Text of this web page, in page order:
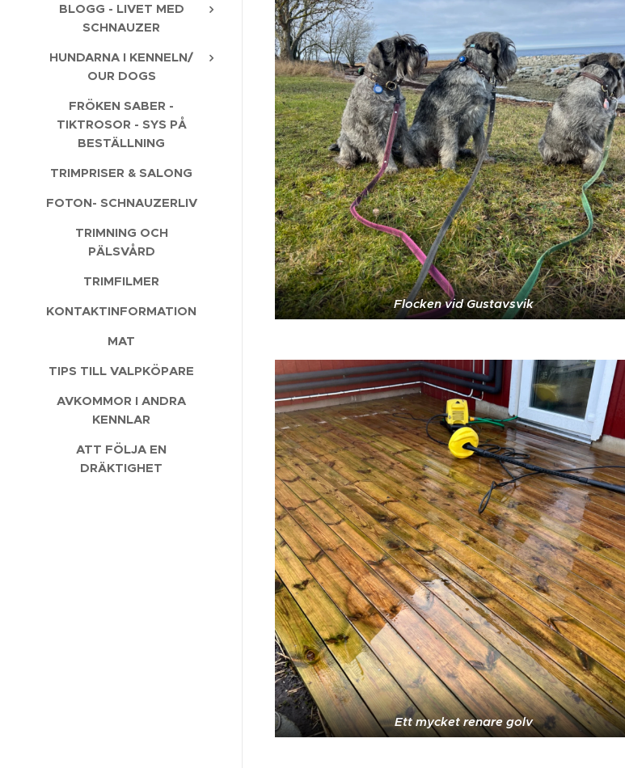
BLOGG - LIVET MED
SCHNAUZER
HUNDARNA I KENNELN/
OUR DOGS
FRÖKEN SABER -
TIKTROSOR - SYS PÅ
BESTÄLLNING
TRIMPRISER & SALONG
FOTON- SCHNAUZERLIV
TRIMNING OCH
PÄLSVÅRD
TRIMFILMER
KONTAKTINFORMATION
MAT
TIPS TILL VALPKÖPARE
AVKOMMOR I ANDRA
KENNLAR
ATT FÖLJA EN
DRÄKTIGHET
Flocken vid Gustavsvik
Ett mycket renare golv